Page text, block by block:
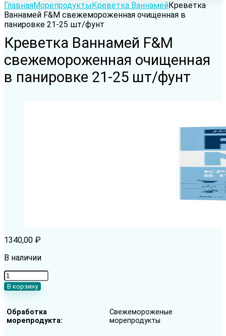
ГлавнаяМорепродуктыКреветка ВаннамейКреветка
Ваннамей F&M свежемороженная очищенная в
панировке 21-25 шт/фунт
Креветка Ваннамей F&M
свежемороженная очищенная
в панировке 21-25 шт/фунт
1340,00 ₽
В наличии
Количество
товара
Креветка
F&M
свежемороженная
В корзину
Обработка
морепродукта
Свежемороженые
морепродукты